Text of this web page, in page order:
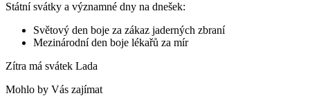
Státní svátky a významné dny na dnešek:
Světový den boje za zákaz jaderných zbraní
Mezinárodní den boje lékařů za mír
Zítra má svátek Lada
Mohlo by Vás zajímat